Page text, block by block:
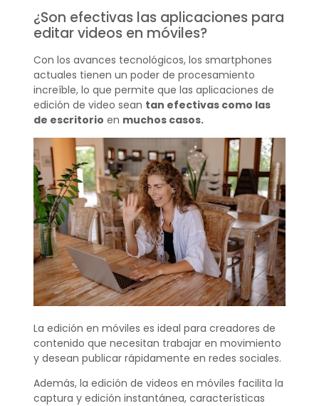
¿Son efectivas las aplicaciones para
editar videos en móviles?
Con los avances tecnológicos, los smartphones
actuales tienen un poder de procesamiento
increíble, lo que permite que las aplicaciones de
edición de video sean tan efectivas como las
de escritorio en muchos casos.
La edición en móviles es ideal para creadores de
contenido que necesitan trabajar en movimiento
y desean publicar rápidamente en redes sociales.
Además, la edición de videos en móviles facilita la
captura y edición instantánea, características